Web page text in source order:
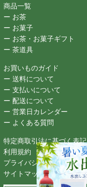
商品一覧
ー お茶
ー お菓子
ー お茶・お菓子ギフト
ー 茶道具
お買いものガイド
ー 送料について
ー 支払いについて
ー 配送について
ー 営業日カレンダー
ー よくある質問
特定商取引法に基づく表記
利用規約
プライバシーポリシー
サイトマップ